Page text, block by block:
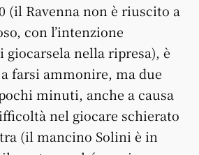
(il Ravenna non è riuscito a
con l’intenzione
nella ripresa), è
a farsi ammonire, ma due
minuti, anche a causa
nel giocare schierato
(il mancino Solini è in